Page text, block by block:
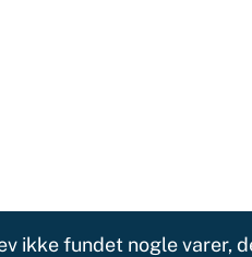
ikke fundet nogle varer,